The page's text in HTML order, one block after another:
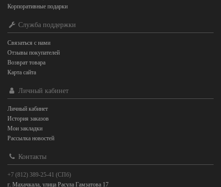
Корпоративные подарки
Служба поддержки
Связаться с нами
Отзывы покупателей
Возврат товара
Карта сайта
Личный кабинет
Личный кабинет
История заказов
Мои закладки
Рассылка новостей
Контакты
+7 (812) 389-25-41 (СПб)
г. Махачкала, улица Расула Гамзатова 17